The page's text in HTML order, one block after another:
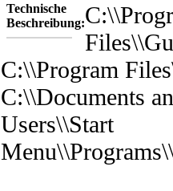
Technische
Beschreibung:
C:\\Program
C:\\Documents
Users\\Start